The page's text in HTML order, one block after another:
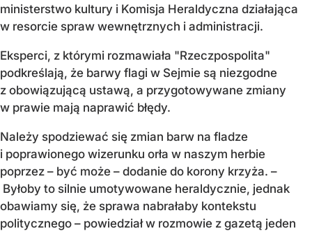
ministerstwo kultury i Komisja Heraldyczna działająca
w resorcie spraw wewnętrznych i administracji.
Eksperci, z którymi rozmawiała "Rzeczpospolita"
podkreślają, że barwy flagi w Sejmie są niezgodne
z obowiązującą ustawą, a przygotowywane zmiany
w prawie mają naprawić błędy.
Należy spodziewać się zmian barw na fladze
i poprawionego wizerunku orła w naszym herbie
poprzez – być może – dodanie do korony krzyża. –
Byłoby to silnie umotywowane heraldycznie, jednak
obawiamy się, że sprawa nabrałaby kontekstu
politycznego – powiedział w rozmowie z gazetą jeden